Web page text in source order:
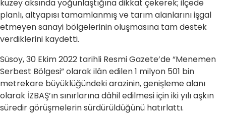
kuzey aksında yoğunlaştığına dikkat çekerek; ilçede
planlı, altyapısı tamamlanmış ve tarım alanlarını işgal
etmeyen sanayi bölgelerinin oluşmasına tam destek
verdiklerini kaydetti.
Süsoy, 30 Ekim 2022 tarihli Resmi Gazete’de “Menemen
Serbest Bölgesi” olarak ilân edilen 1 milyon 501 bin
metrekare büyüklüğündeki arazinin, genişleme alanı
olarak İZBAŞ’ın sınırlarına dâhil edilmesi için iki yılı aşkın
süredir görüşmelerin sürdürüldüğünü hatırlattı.